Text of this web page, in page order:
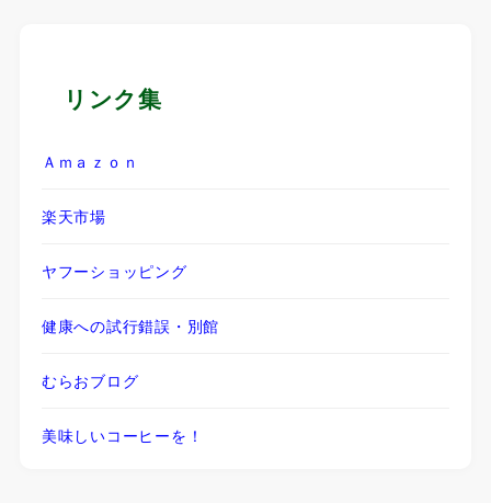
リンク集
Ａｍａｚｏｎ
楽天市場
ヤフーショッピング
健康への試行錯誤・別館
むらおブログ
美味しいコーヒーを！